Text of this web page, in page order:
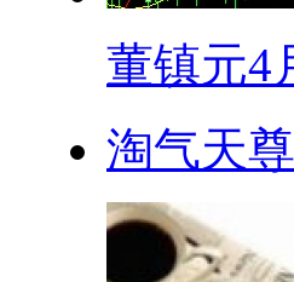
董镇元4
淘气天